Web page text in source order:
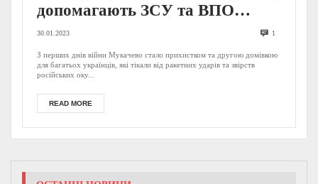
допомагають ЗСУ та ВПО
(ФОТО, ВІДЕО)
30.01.2023 1
З перших днів війни Мукачево стало прихистком та другою домівкою
для багатьох українців, які тікали від ракетних ударів та звірств
російських оку...
READ MORE